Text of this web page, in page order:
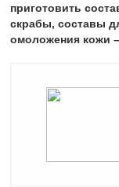
приготовить
скрабы, составы
омоложения кожи